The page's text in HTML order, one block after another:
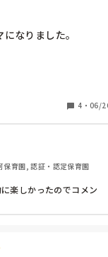
る。
の子の大好きなお母
ちを代弁する。
なりました。
4 ・ 06/
育園, 認証・認定保育園
楽しかったのでコメン